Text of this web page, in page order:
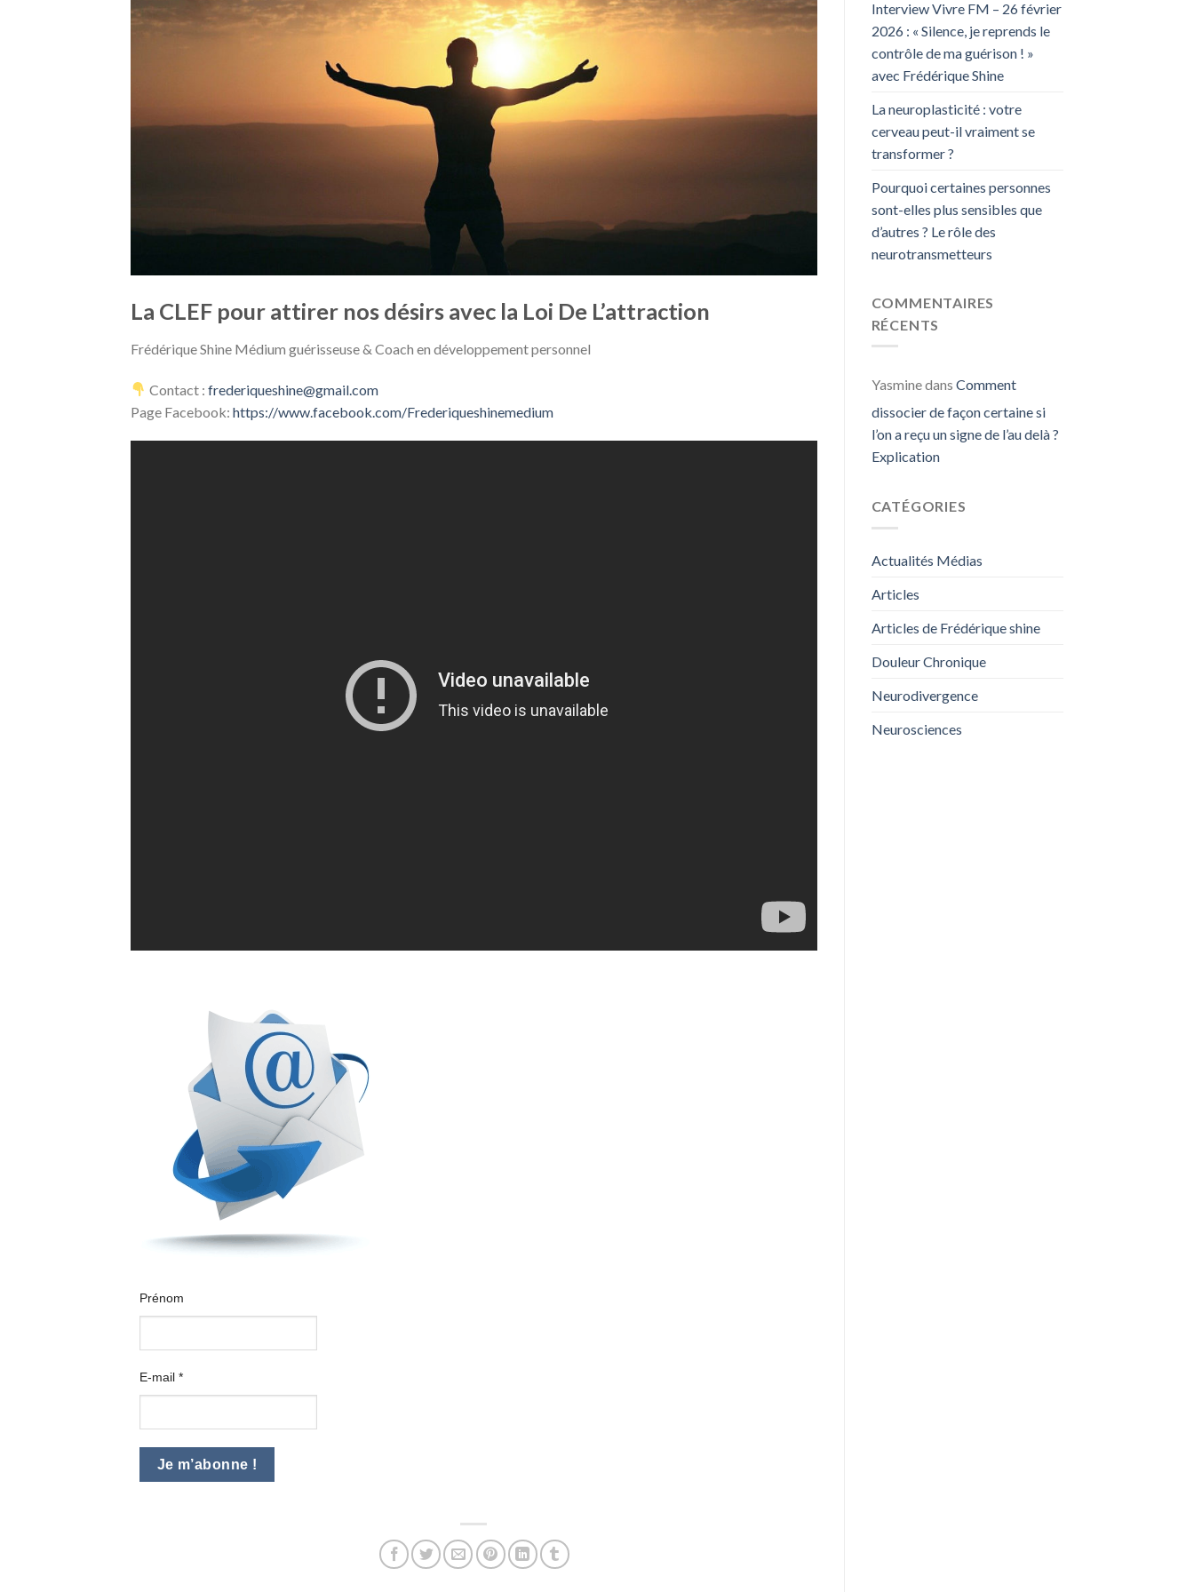
La CLEF pour attirer nos désirs avec la Loi De L’attraction
Frédérique Shine Médium guérisseuse & Coach en développement personnel
Contact :frederiqueshine@gmail.com
Page Facebook: https://www.facebook.com/Frederiqueshinemedium
Prénom
E-mail *
Interview Vivre FM – 26 février
2026 : « Silence, je reprends le
contrôle de ma guérison ! »
avec Frédérique Shine
La neuroplasticité : votre
cerveau peut-il vraiment se
transformer ?
Pourquoi certaines personnes
sont-elles plus sensibles que
d’autres ? Le rôle des
neurotransmetteurs
COMMENTAIRES
RÉCENTS
Yasminedans Comment
dissocier de façon certaine si
l’on a reçu un signe de l’au delà ?
Explication
CATÉGORIES
Actualités Médias
Articles
Articles de Frédérique shine
Douleur Chronique
Neurodivergence
Neurosciences